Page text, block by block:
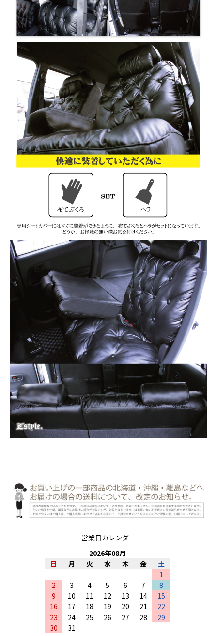
営業日カレンダー
2026年08月
日
月 火 水 木 金
土
1
2
3 4 5 6 7
8
9
10 11 12 13 14
15
16
17 18 19 20 21
22
23
24 25 26 27 28
29
30
31